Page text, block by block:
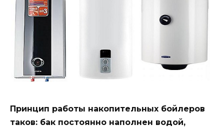
Принцип работы накопительных бойлеров
таков: бак постоянно наполнен водой,